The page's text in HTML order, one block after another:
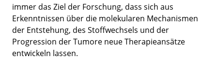
immer das Ziel der Forschung, dass sich aus
Erkenntnissen über die molekularen Mechanismen
der Entstehung, des Stoffwechsels und der
Progression der Tumore neue Therapieansätze
entwickeln lassen.